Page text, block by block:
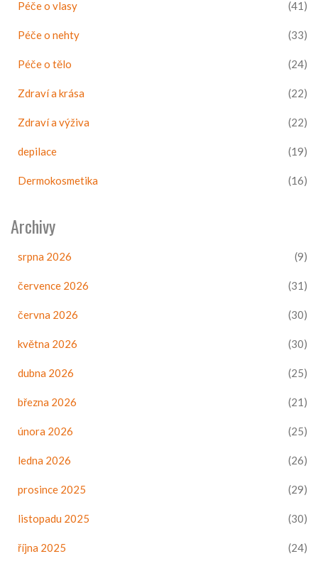
Péče o vlasy (41)
Péče o nehty (33)
Péče o tělo (24)
Zdraví a krása (22)
Zdraví a výživa (22)
depilace (19)
Dermokosmetika (16)
Archivy
srpna 2026 (9)
července 2026 (31)
června 2026 (30)
května 2026 (30)
dubna 2026 (25)
března 2026 (21)
února 2026 (25)
ledna 2026 (26)
prosince 2025 (29)
listopadu 2025 (30)
října 2025 (24)